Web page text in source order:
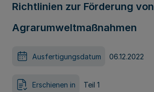
Richtlinien zur Förderung von
Agrarumweltmaßnahmen
Ausfertigungsdatum 06.12.2022
Erschienen in Teil 1